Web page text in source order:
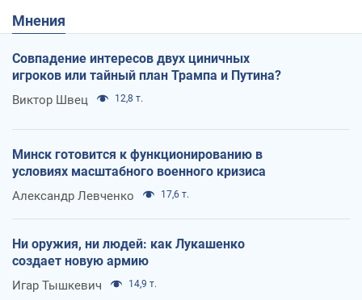
Мнения
Совпадение интересов двух циничных
игроков или тайный план Трампа и Путина?
Виктор Швец 12,8 т.
Минск готовится к функционированию в
условиях масштабного военного кризиса
Александр Левченко 17,6 т.
Ни оружия, ни людей: как Лукашенко
создает новую армию
Игар Тышкевич 14,9 т.